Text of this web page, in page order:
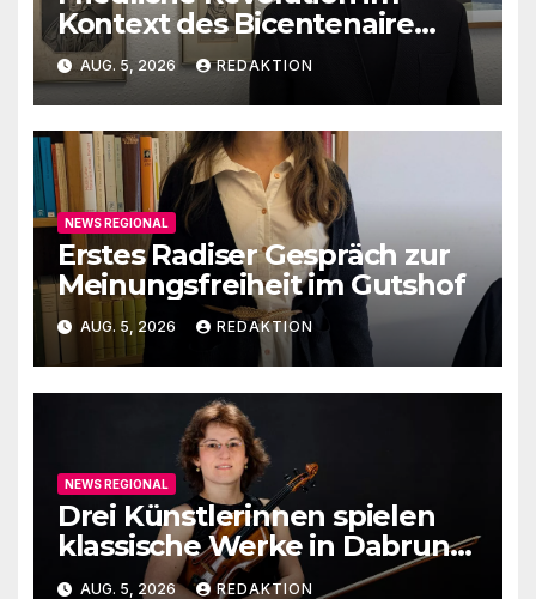
Kontext des Bicentenaire
1789-1989
AUG. 5, 2026 REDAKTION
NEWS REGIONAL
Erstes Radiser Gespräch zur
Meinungsfreiheit im Gutshof
AUG. 5, 2026 REDAKTION
NEWS REGIONAL
Drei Künstlerinnen spielen
klassische Werke in Dabruner
Kirche
AUG. 5, 2026 REDAKTION